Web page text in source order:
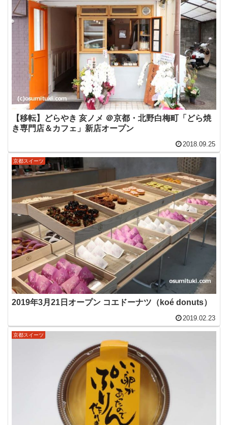
【移転】どらやき 亥ノメ ＠京都・北野白梅町「どら焼
き専門店＆カフェ」新店オープン
2018.09.25
京都スイーツ
2019年3月21日オープン コエドーナツ（koé donuts）
2019.02.23
京都スイーツ